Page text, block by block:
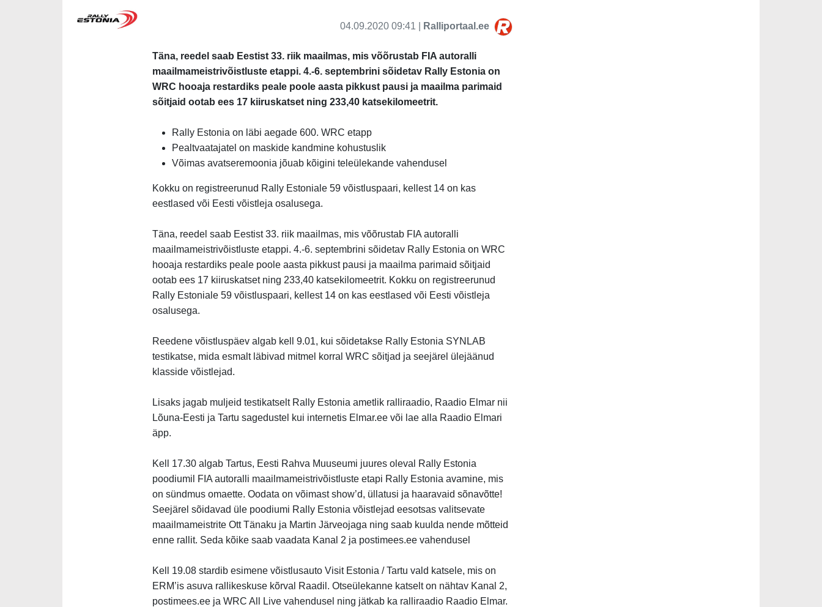
04.09.2020 09:41 | Ralliportaal.ee
Täna, reedel saab Eestist 33. riik maailmas, mis võõrustab FIA autoralli
maailmameistrivõistluste etappi. 4.-6. septembrini sõidetav Rally Estonia on
WRC hooaja restardiks peale poole aasta pikkust pausi ja maailma parimaid
sõitjaid ootab ees 17 kiiruskatset ning 233,40 katsekilomeetrit.
Rally Estonia on läbi aegade 600. WRC etapp
Pealtvaatajatel on maskide kandmine kohustuslik
Võimas avatseremoonia jõuab kõigini teleülekande vahendusel
Kokku on registreerunud Rally Estoniale 59 võistluspaari, kellest 14 on kas
eestlased või Eesti võistleja osalusega.
Täna, reedel saab Eestist 33. riik maailmas, mis võõrustab FIA autoralli
maailmameistrivõistluste etappi. 4.-6. septembrini sõidetav Rally Estonia on WRC
hooaja restardiks peale poole aasta pikkust pausi ja maailma parimaid sõitjaid
ootab ees 17 kiiruskatset ning 233,40 katsekilomeetrit. Kokku on registreerunud
Rally Estoniale 59 võistluspaari, kellest 14 on kas eestlased või Eesti võistleja
osalusega.
Reedene võistluspäev algab kell 9.01, kui sõidetakse Rally Estonia SYNLAB
testikatse, mida esmalt läbivad mitmel korral WRC sõitjad ja seejärel ülejäänud
klasside võistlejad.
Lisaks jagab muljeid testikatselt Rally Estonia ametlik ralliraadio, Raadio Elmar nii
Lõuna-Eesti ja Tartu sagedustel kui internetis Elmar.ee või lae alla Raadio Elmari
äpp.
Kell 17.30 algab Tartus, Eesti Rahva Muuseumi juures oleval Rally Estonia
poodiumil FIA autoralli maailmameistrivõistluste etapi Rally Estonia avamine, mis
on sündmus omaette. Oodata on võimast show’d, üllatusi ja haaravaid sõnavõtte!
Seejärel sõidavad üle poodiumi Rally Estonia võistlejad eesotsas valitsevate
maailmameistrite Ott Tänaku ja Martin Järveojaga ning saab kuulda nende mõtteid
enne rallit. Seda kõike saab vaadata Kanal 2 ja postimees.ee vahendusel
Kell 19.08 stardib esimene võistlusauto Visit Estonia / Tartu vald katsele, mis on
ERM’is asuva rallikeskuse kõrval Raadil. Otseülekanne katselt on nähtav Kanal 2,
postimees.ee ja WRC All Live vahendusel ning jätkab ka ralliraadio Raadio Elmar.